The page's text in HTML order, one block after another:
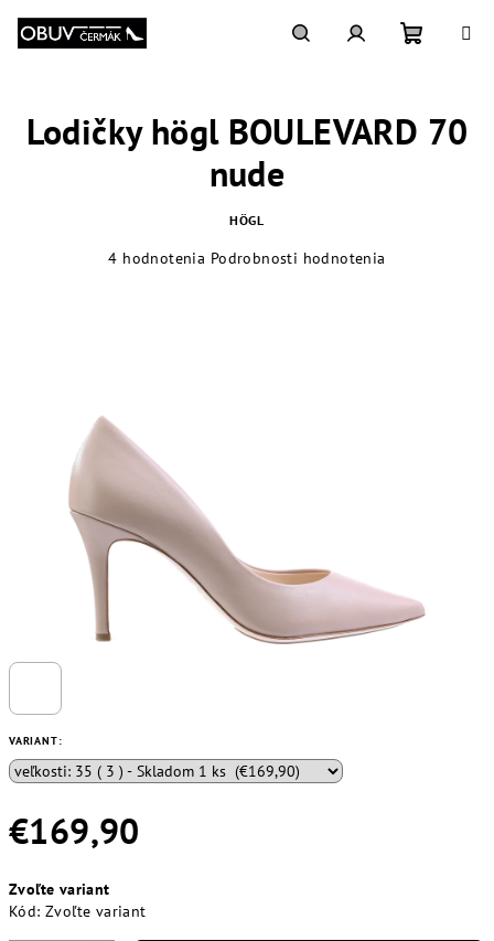
obsah
košík
VARIANT:
€169,90
cena:
Zvoľte variant
Kód: Zvoľte variant
Lodičky högl BOULEVARD 70
nude
HÖGL
Priemerné
4 hodnotenia Podrobnosti hodnotenia